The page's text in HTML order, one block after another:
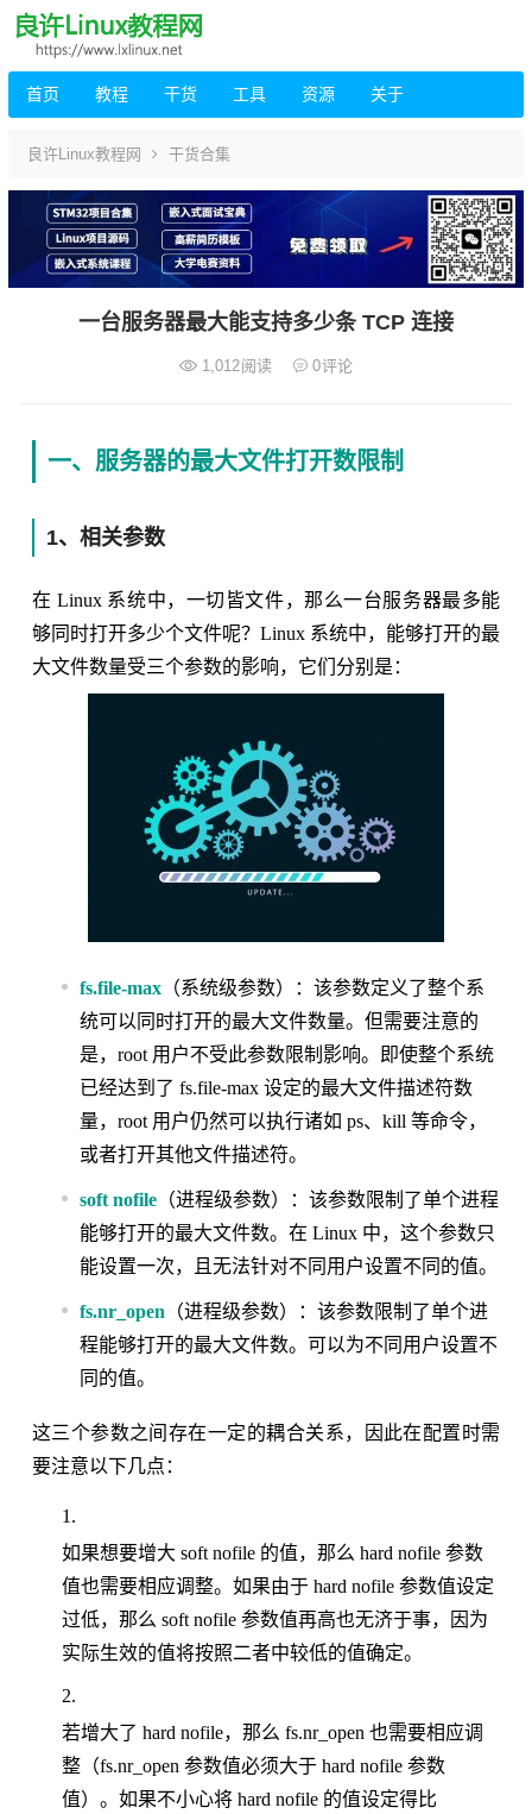
首页 教程 干货 工具 资源 关于
良许Linux教程网 干货合集
一台服务器最大能支持多少条 TCP 连接
1,012阅读 0评论
一、服务器的最大文件打开数限制
1、相关参数
在 Linux 系统中，一切皆文件，那么一台服务器最多能
够同时打开多少个文件呢？Linux 系统中，能够打开的最
大文件数量受三个参数的影响，它们分别是：
fs.file-max（系统级参数）：该参数定义了整个系
统可以同时打开的最大文件数量。但需要注意的
是，root 用户不受此参数限制影响。即使整个系统
已经达到了 fs.file-max 设定的最大文件描述符数
量，root 用户仍然可以执行诸如 ps、kill 等命令，
或者打开其他文件描述符。
soft nofile（进程级参数）：该参数限制了单个进程
能够打开的最大文件数。在 Linux 中，这个参数只
能设置一次，且无法针对不同用户设置不同的值。
fs.nr_open （进程级参数）：该参数限制了单个进
程能够打开的最大文件数。可以为不同用户设置不
同的值。
这三个参数之间存在一定的耦合关系，因此在配置时需
要注意以下几点：
如果想要增大 soft nofile 的值，那么 hard nofile 参数
值也需要相应调整。如果由于 hard nofile 参数值设定
过低，那么 soft nofile 参数值再高也无济于事，因为
实际生效的值将按照二者中较低的值确定。
若增大了 hard nofile，那么 fs.nr_open 也需要相应调
整（fs.nr_open 参数值必须大于 hard nofile 参数
值）。如果不小心将 hard nofile 的值设定得比